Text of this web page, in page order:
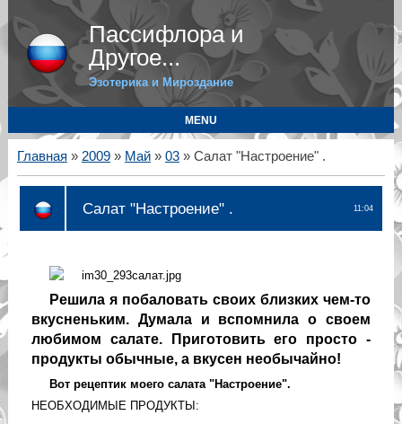
Пассифлора и
Другое...
Эзотерика и Мироздание
MENU
Главная » 2009 » Май » 03» Cалат "Настроение" .
11:04
Cалат "Настроение" .
Решила я побаловать своих близких чем-то
вкусненьким. Думала и вспомнила о своем
любимом салате. Приготовить его просто -
продукты обычные, а вкусен необычайно!
Вот рецептик моего салата "Настроение".
НЕОБХОДИМЫЕ ПРОДУКТЫ: